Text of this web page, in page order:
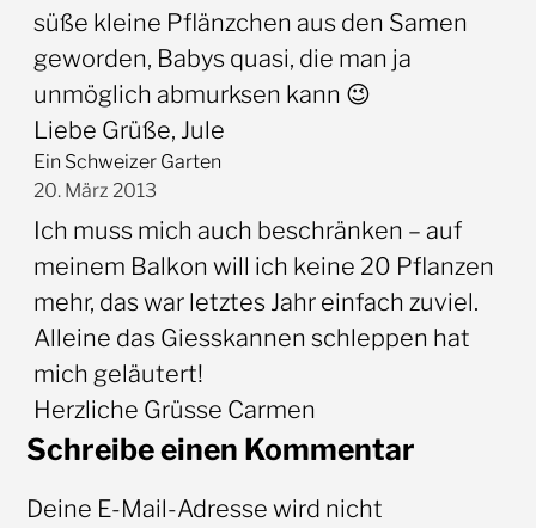
süße kleine Pflänzchen aus den Samen
geworden, Babys quasi, die man ja
unmöglich abmurksen kann 😉
Liebe Grüße, Jule
Ein Schweizer Garten
20. März 2013
Ich muss mich auch beschränken – auf
meinem Balkon will ich keine 20 Pflanzen
mehr, das war letztes Jahr einfach zuviel.
Alleine das Giesskannen schleppen hat
mich geläutert!
Herzliche Grüsse Carmen
Schreibe einen Kommentar
Deine E-Mail-Adresse wird nicht